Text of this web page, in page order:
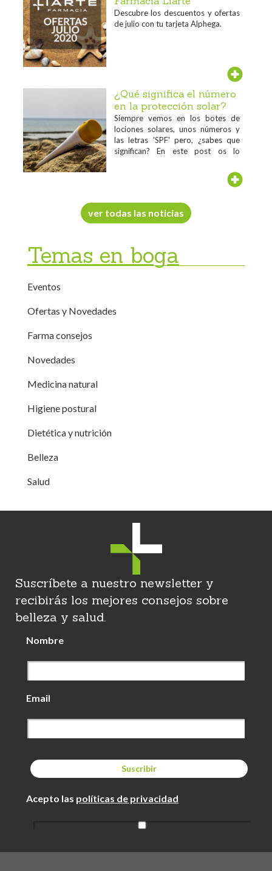
Descubre los descuentos y ofertas
de julio con tu tarjeta Alphega.
¿Qué significa el número
en la protección solar?
Siempre vemos en los botes de
lociones solares, unos números y
las letras 'SPF' pero, ¿sabes que
significan? En este post os lo
ver todas las noticias
Temas en boga
Eventos
Ofertas y Novedades
Farma consejos
Novedades
Medicina natural
Higiene postural
Dietética y nutrición
Belleza
Salud
Suscríbete a nuestro newsletter y
recibirás los mejores consejos sobre
belleza y salud.
Nombre
Email
Acepto las políticas de privacidad